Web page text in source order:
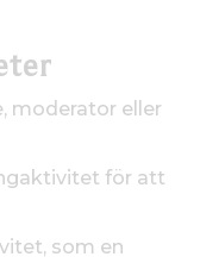
moderator eller
för att
som en